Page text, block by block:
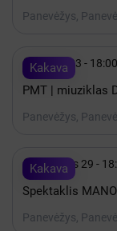
Panevėžys,
Kakava
 Spalis 23 - 18:00
PMT | miuziklas
Panevėžys,
Kakava
 Rugsėjis 29 -
Spektaklis
Panevėžys,